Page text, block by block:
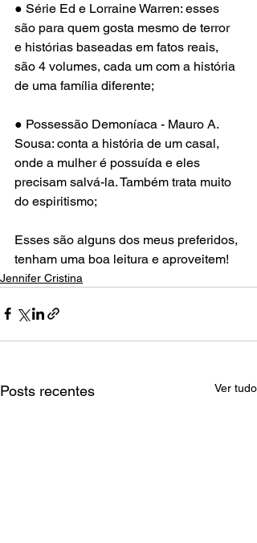
● Série Ed e Lorraine Warren: esses
são para quem gosta mesmo de terror
e histórias baseadas em fatos reais,
são 4 volumes, cada um com a história
de uma família diferente;
● Possessão Demoníaca - Mauro A.
Sousa: conta a história de um casal,
onde a mulher é possuída e eles
precisam salvá-la. Também trata muito
do espiritismo;
Esses são alguns dos meus preferidos,
tenham uma boa leitura e aproveitem!
Jennifer Cristina
Posts recentes Ver tudo